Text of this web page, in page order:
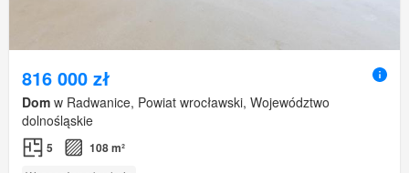
816 000 zł
Dom w Radwanice, Powiat wrocławski, Województwo
dolnośląskie
5 108 m²